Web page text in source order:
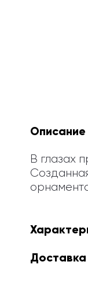
Описание
В глазах